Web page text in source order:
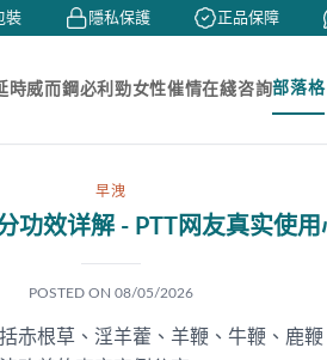
隱私保護 正品保障
時威而鋼必利勁女性催情在綫咨詢部落格
早洩
功效详解 - PTT网友真实使
POSTED ON 08/05/2026
赤根草、淫羊藿、羊鞭、牛鞭、鹿